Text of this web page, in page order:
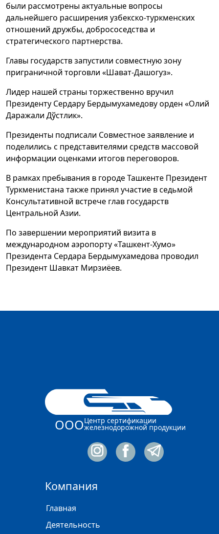
были рассмотрены актуальные вопросы
дальнейшего расширения узбекско-туркменских
отношений дружбы, добрососедства и
стратегического партнерства.
Главы государств запустили совместную зону
приграничной торговли «Шават-Дашогуз».
Лидер нашей страны торжественно вручил
Президенту Сердару Бердымухамедову орден «Олий
Даражали Дўстлик».
Президенты подписали Совместное заявление и
поделились с представителями средств массовой
информации оценками итогов переговоров.
В рамках пребывания в городе Ташкенте Президент
Туркменистана также принял участие в седьмой
Консультативной встрече глав государств
Центральной Азии.
По завершении мероприятий визита в
международном аэропорту «Ташкент-Хумо»
Президента Сердара Бердымухамедова проводил
Президент Шавкат Мирзиёев.
ОООЦентр сертификации
железнодорожной продукции
Компания
Главная
Деятельность